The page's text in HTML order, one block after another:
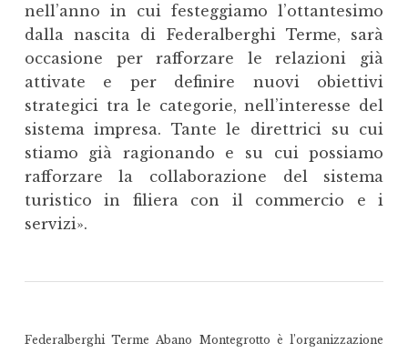
nell’anno in cui festeggiamo l’ottantesimo
dalla nascita di Federalberghi Terme, sarà
occasione per rafforzare le relazioni già
attivate e per definire nuovi obiettivi
strategici tra le categorie, nell’interesse del
sistema impresa. Tante le direttrici su cui
stiamo già ragionando e su cui possiamo
rafforzare la collaborazione del sistema
turistico in filiera con il commercio e i
servizi».
Federalberghi Terme Abano Montegrotto è l’organizzazione